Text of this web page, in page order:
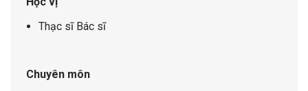
Thạc sĩ Bác sĩ
Chuyên môn